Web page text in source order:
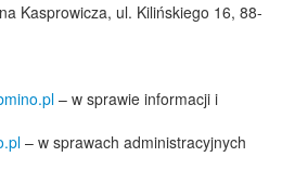
Kasprowicza, ul. Kilińskiego 16, 88-
– w sprawie informacji i
– w sprawach administracyjnych